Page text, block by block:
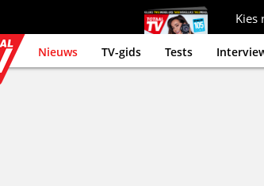
Kies
Nieuws TV-gids Tests